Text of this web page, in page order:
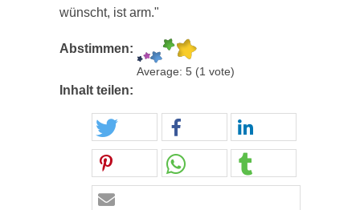
wünscht, ist arm."
Abstimmen:
Average: 5 (1 vote)
Inhalt teilen: